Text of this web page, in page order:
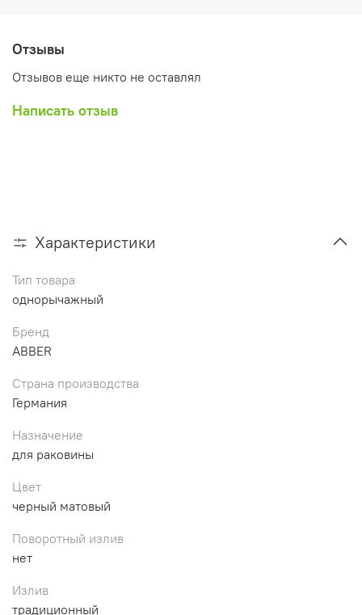
Отзывы
Отзывов еще никто не оставлял
Написать отзыв
Характеристики
Тип товара
однорычажный
Бренд
ABBER
Страна производства
Германия
Назначение
для раковины
Цвет
черный матовый
Поворотный излив
нет
Излив
традиционный